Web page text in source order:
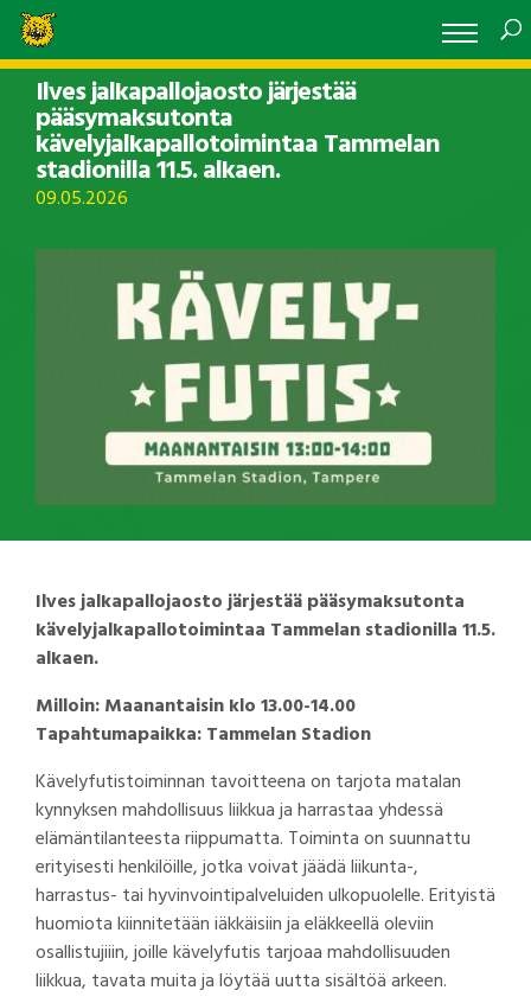
Ilves jalkapallojaosto järjestää
pääsymaksutonta
kävelyjalkapallotoimintaa Tammelan
stadionilla 11.5. alkaen.
09.05.2026
Ilves jalkapallojaosto järjestää pääsymaksutonta
kävelyjalkapallotoimintaa Tammelan stadionilla 11.5.
alkaen.
Milloin: Maanantaisin klo 13.00-14.00
Tapahtumapaikka: Tammelan Stadion
Kävelyfutistoiminnan tavoitteena on tarjota matalan
kynnyksen mahdollisuus liikkua ja harrastaa yhdessä
elämäntilanteesta riippumatta. Toiminta on suunnattu
erityisesti henkilöille, jotka voivat jäädä liikunta-,
harrastus- tai hyvinvointipalveluiden ulkopuolelle. Erityistä
huomiota kiinnitetään iäkkäisiin ja eläkkeellä oleviin
osallistujiiin, joille kävelyfutis tarjoaa mahdollisuuden
liikkua, tavata muita ja löytää uutta sisältöä arkeen.